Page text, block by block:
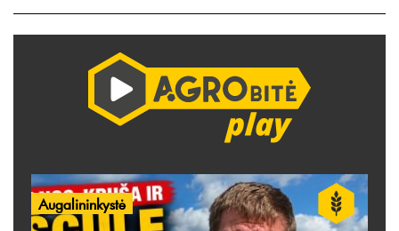
Augalininkystė